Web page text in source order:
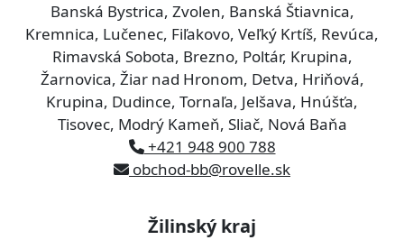
Banská Bystrica, Zvolen, Banská Štiavnica,
Kremnica, Lučenec, Fiľakovo, Veľký Krtíš, Revúca,
Rimavská Sobota, Brezno, Poltár, Krupina,
Žarnovica, Žiar nad Hronom, Detva, Hriňová,
Krupina, Dudince, Tornaľa, Jelšava, Hnúšťa,
Tisovec, Modrý Kameň, Sliač, Nová Baňa
+421 948 900 788
obchod-bb@rovelle.sk
Žilinský kraj